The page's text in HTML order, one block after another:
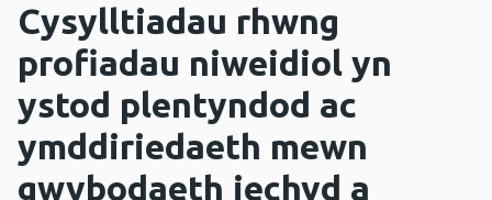
Cysylltiadau rhwng
profiadau niweidiol yn
ystod plentyndod ac
ymddiriedaeth mewn
gwybodaeth iechyd a